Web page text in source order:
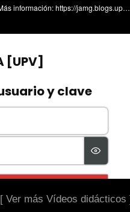
MOOC edx Remote Skill Programm. Más información: https://jamg.blogs.upv.es/2022/05/08/3370/ Spanish version: El futuro inmediato será cada vez más digital. Nuestros cursos ayudarán a las personas que ocupan puestos de mando o que participan en equipos de trabajo a adaptar las competencias de trabajo en equipo, liderazgo y comunicación efectiva a entornos remotos donde son aún más esenciales y complejas de desempeñar. English version: What makes your course unique/innovative? The immediate future will be increasingly digital. Our courses will help people who hold leadership positions or participate in work teams to improve teamwork, leadership, and effective communication competencies in remote environments where they are even more essential and complex to perform.
[ Ver más Vídeos didácticos